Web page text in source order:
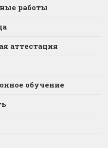
работы
аттестация
обучение